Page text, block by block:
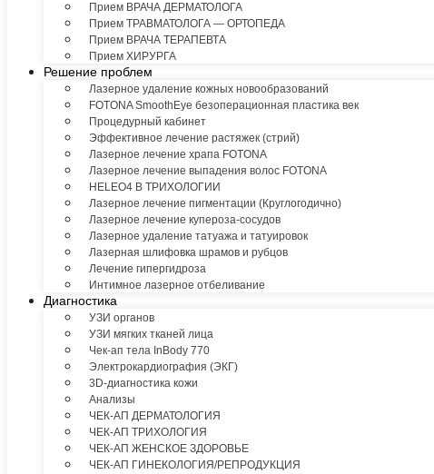
Прием ВРАЧА ДЕРМАТОЛОГА
Прием ТРАВМАТОЛОГА — ОРТОПЕДА
Прием ВРАЧА ТЕРАПЕВТА
Прием ХИРУРГА
Решение проблем
Лазерное удаление кожных новообразований
FOTONA SmoothEye безоперационная пластика век
Процедурный кабинет
Эффективное лечение растяжек (стрий)
Лазерное лечение храпа FOTONA
Лазерное лечение выпадения волос FOTONA
HELEO4 В ТРИХОЛОГИИ
Лазерное лечение пигментации (Круглогодично)
Лазерное лечение купероза-сосудов
Лазерное удаление татуажа и татуировок
Лазерная шлифовка шрамов и рубцов
Лечение гипергидроза
Интимное лазерное отбеливание
Диагностика
УЗИ органов
УЗИ мягких тканей лица
Чек-ап тела InBody 770
Электрокардиография (ЭКГ)
3D-диагностика кожи
Анализы
ЧЕК-АП ДЕРМАТОЛОГИЯ
ЧЕК-АП ТРИХОЛОГИЯ
ЧЕК-АП ЖЕНСКОЕ ЗДОРОВЬЕ
ЧЕК-АП ГИНЕКОЛОГИЯ/РЕПРОДУКЦИЯ